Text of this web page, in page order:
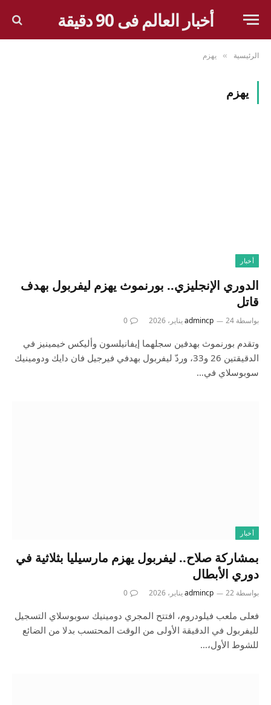
أخبار العالم فى 90 دقيقة
الرئيسية » يهزم
يهزم
أخبار
الدوري الإنجليزي.. بورنموث يهزم ليفربول بهدف
قاتل
بواسطة admincp 24 يناير، 2026 0
وتقدم بورنموث بهدفين سجلهما إيفانيلسون وأليكس خيمينيز في
الدقيقتين 26 و33، وردّ ليفربول بهدفي فيرجيل فان دايك ودومينيك
سوبوسلاي في…
أخبار
بمشاركة صلاح.. ليفربول يهزم مارسيليا بثلاثية في
دوري الأبطال
بواسطة admincp 22 يناير، 2026 0
فعلى ملعب فيلودروم، افتتح المجري دومينيك سوبوسلاي التسجيل
لليفربول في الدقيقة الأولى من الوقت المحتسب بدلا من الضائع
للشوط الأول،…